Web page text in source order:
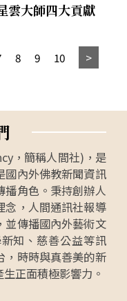
大師四大貢獻
8 9 10
，簡稱人間社)，是
國內外佛教新聞資訊
播角色。秉持創辦人
念，人間通訊社報導
並傳播國內外藝術文
知、慈善公益等訊
，時時與真善美的新
正面積極影響力。